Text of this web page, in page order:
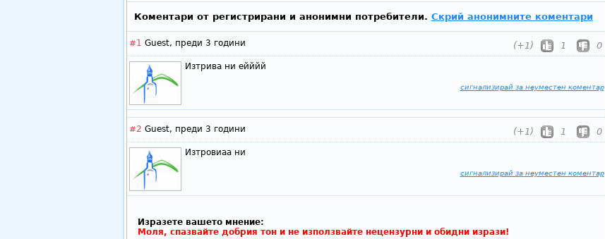
Коментари от регистрирани и анонимни потребители. Скрий анонимните коментари
#1 Guest, преди 3 години (+1) 1 0
Изтрива ни ейййй
сигнализирай за неуместен коментар
#2 Guest, преди 3 години (+1) 1 0
Изтровиаа ни
сигнализирай за неуместен коментар
Изразете вашето мнение:
Моля, спазвайте добрия тон и не използвайте нецензурни и обидни изрази!